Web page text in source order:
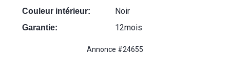
Couleur intérieur: Noir
Garantie: 12mois
Annonce #24655